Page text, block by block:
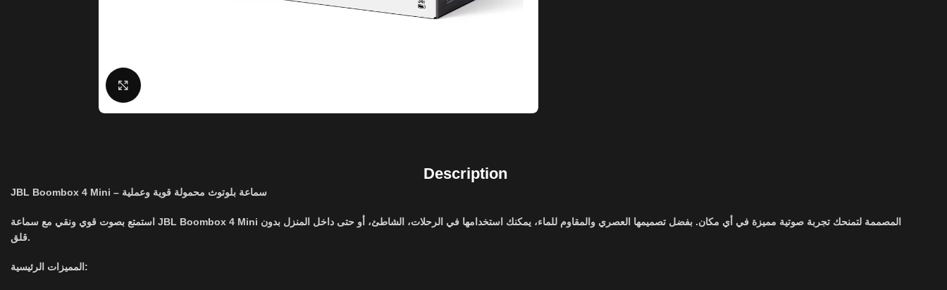
Description
JBL Boombox 4 Mini – سماعة بلوتوث محمولة قوية وعملية
استمتع بصوت قوي ونقي مع سماعة JBL Boombox 4 Mini المصممة لتمنحك تجربة صوتية مميزة في أي مكان. بفضل تصميمها العصري والمقاوم للماء، يمكنك استخدامها في الرحلات، الشاطئ، أو حتى داخل المنزل بدون
قلق.
المميزات الرئيسية: